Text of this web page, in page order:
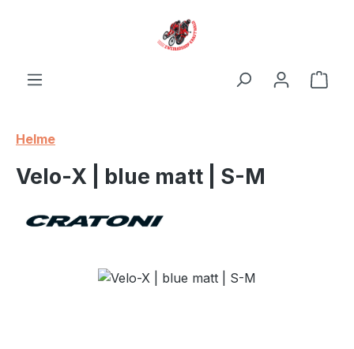
Helme
Velo-X | blue matt | S-M
Bildergalerie überspringen